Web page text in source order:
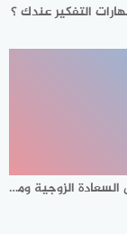
التفكير عندك ؟
ما هى عوامل السعادة الزوجية ومن المسئول عنها الرجل أم المرأة؟